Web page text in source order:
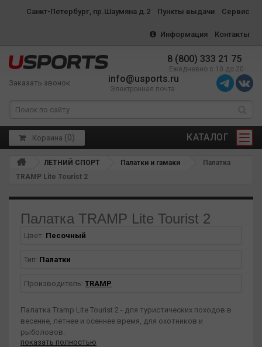
Санкт-Петербург, пр.Шаумяна д.2 Пункты выдачи Сервис
Информация Контакты
8 (800) 333 21 75
Ежедневно с 10 до 20
Заказать звонок info@usports.ru
Электронная почта
КАТАЛОГ
Корзина (0)
ЛЕТНИЙ СПОРТ Палатки и гамаки
Палатка
TRAMP Lite Tourist 2
Палатка TRAMP Lite Tourist 2
Цвет: Песочный
Тип: Палатки
Производитель: TRAMP
Палатка Tramp Lite Tourist 2 - для туристических походов в
весенне, летнее и осеннее время, для охотников и
рыболовов.
показать полностью